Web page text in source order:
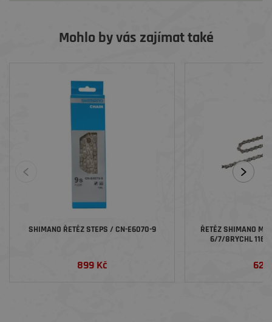
Mohlo by vás zajímat také
SHIMANO ŘETĚZ STEPS / CN-E6070-9
899 Kč
ŘETĚZ SHIMANO
6/7/8RYCHL
625